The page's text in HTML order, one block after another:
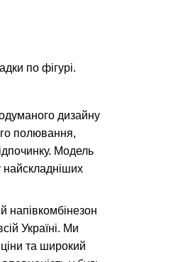
по фігурі.
дизайну
полювання,
Модель
найскладніших
напівкомбінезон
Україні. Ми
та широкий